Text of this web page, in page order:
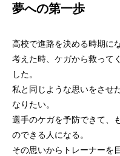
夢への第一歩
高校で進路を決める時期に
考えた時、ケガから救って
した。
私と同じような思いをさせ
なりたい。
選手のケガを予防できて、
のできる人になる。
その思いからトレーナーを